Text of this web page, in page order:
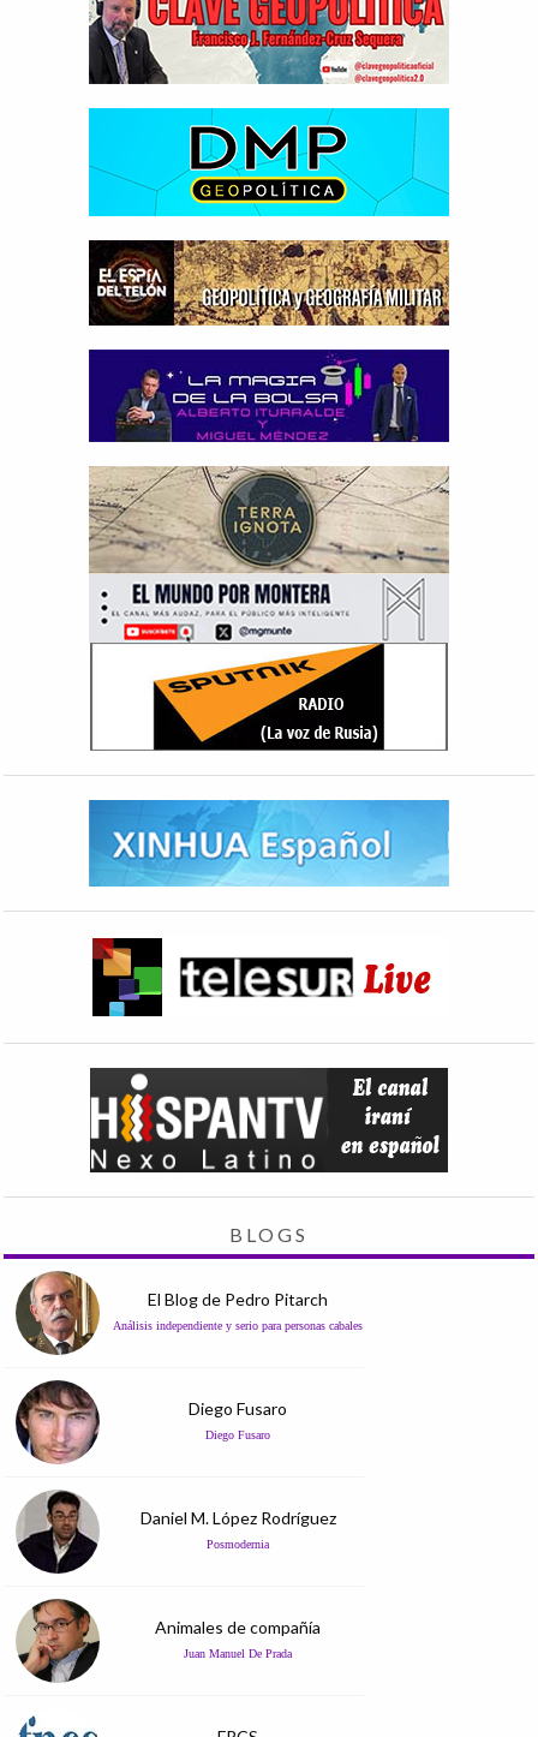
BLOGS
El Blog de Pedro Pitarch
Análisis independiente y serio para personas cabales
Diego Fusaro
Diego Fusaro
Daniel M. López Rodríguez
Posmodernia
Animales de compañía
Juan Manuel De Prada